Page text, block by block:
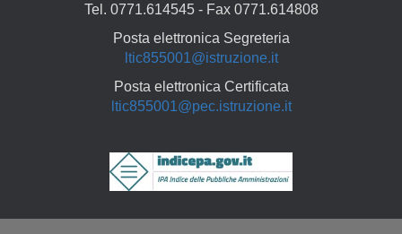
Tel. 0771.614545 - Fax 0771.614808
Posta elettronica Segreteria
ltic855001@istruzione.it
Posta elettronica Certificata
ltic855001@pec.istruzione.it